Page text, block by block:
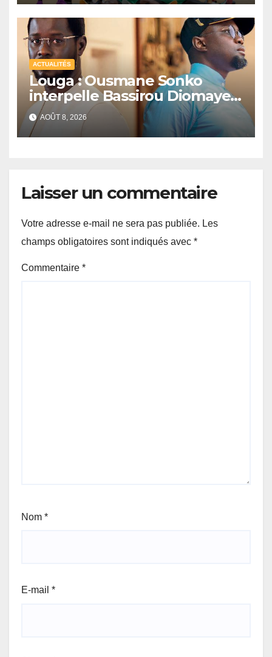
ACTUALITÉS
Louga : Ousmane Sonko
interpelle Bassirou Diomaye
Faye sur la date des élections
locales
AOÛT 8, 2026
Laisser un commentaire
Votre adresse e-mail ne sera pas publiée. Les
champs obligatoires sont indiqués avec *
Commentaire *
Nom *
E-mail *